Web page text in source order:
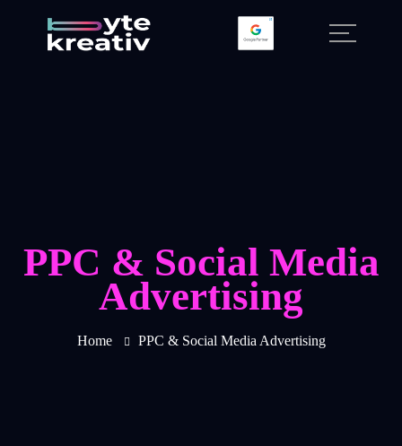
PPC & Social Media
Advertising
Home PPC & Social Media Advertising